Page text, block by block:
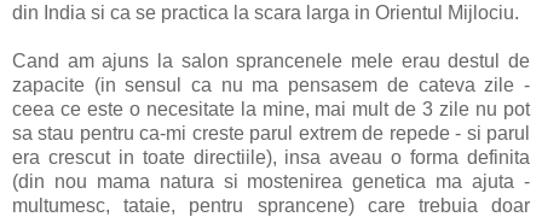
din India si ca se practica la scara larga in Orientul Mijlociu.
Cand am ajuns la salon sprancenele mele erau destul de
zapacite (in sensul ca nu ma pensasem de cateva zile -
ceea ce este o necesitate la mine, mai mult de 3 zile nu pot
sa stau pentru ca-mi creste parul extrem de repede - si parul
era crescut in toate directiile), insa aveau o forma definita
(din nou mama natura si mostenirea genetica ma ajuta -
multumesc, tataie, pentru sprancene) care trebuia doar